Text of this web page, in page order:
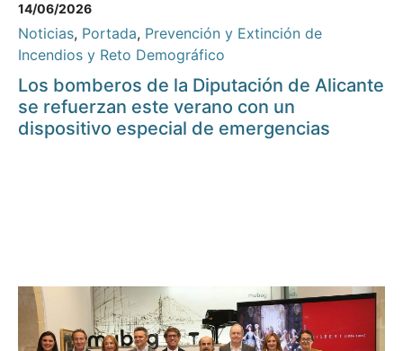
14/06/2026
Noticias, Portada, Prevención y Extinción de
Incendios y Reto Demográfico
Los bomberos de la Diputación de Alicante
se refuerzan este verano con un
dispositivo especial de emergencias